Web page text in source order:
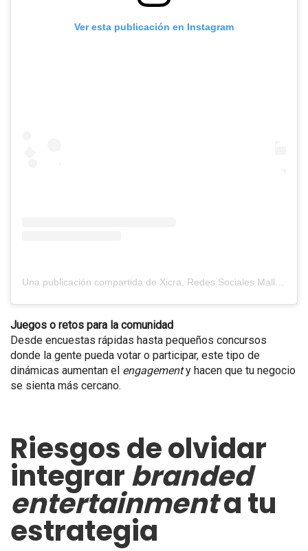
Ver esta publicación en Instagram
Juegos o retos para la comunidad
Desde encuestas rápidas hasta pequeños concursos
donde la gente pueda votar o participar, este tipo de
dinámicas aumentan el engagementy hacen que tu negocio
se sienta más cercano.
Riesgos de olvidar
integrarbranded
entertainmenta tu
estrategia